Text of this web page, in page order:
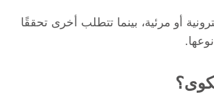
أو مرئية، بينما تتطلب أخرى تحققًا